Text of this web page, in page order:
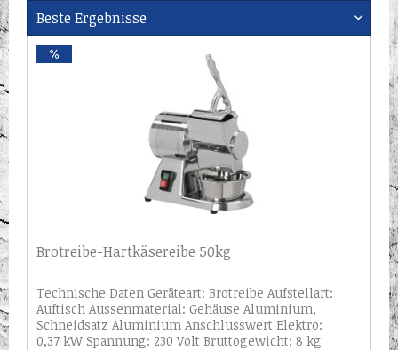
Brotreibe-Hartkäsereibe 50kg
Technische Daten Geräteart: Brotreibe Aufstellart:
Auftisch Aussenmaterial: Gehäuse Aluminium,
Schneidsatz Aluminium Anschlusswert Elektro:
0,37 kW Spannung: 230 Volt Bruttogewicht: 8 kg